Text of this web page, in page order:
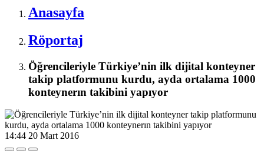
Anasayfa
Röportaj
Öğrencileriyle Türkiye’nin ilk dijital konteyner
takip platformunu kurdu, ayda ortalama 1000
konteynerın takibini yapıyor
14:44 20 Mart 2016